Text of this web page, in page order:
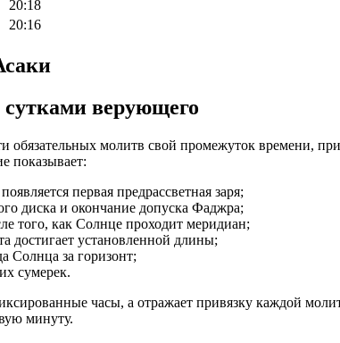
20:18
20:16
сутками верующего
обязательных молитв свой промежуток
показывает:
первая предрассветная заря;
диска и окончание допуска Фаджра;
того, как Солнце проходит меридиан;
достигает установленной длины;
Солнца за горизонт;
сумерек.
часы, а отражает привязку каждой
минуту.